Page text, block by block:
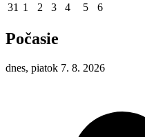
31 1 2 3 4 5 6
Počasie
dnes, piatok 7. 8. 2026